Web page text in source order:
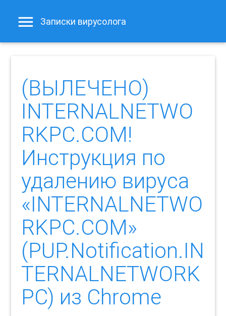
Записки вирусолога
(ВЫЛЕЧЕНО)
INTERNALNETWO
RKPC.COM!
Инструкция по
удалению вируса
«INTERNALNETWO
RKPC.COM»
(PUP.Notification.IN
TERNALNETWORK
PC) из Chrome